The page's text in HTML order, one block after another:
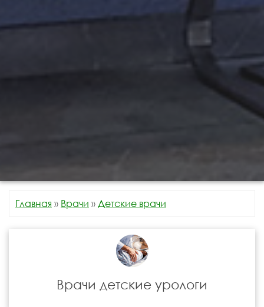
Главная » Врачи » Детские врачи
Врачи детские урологи